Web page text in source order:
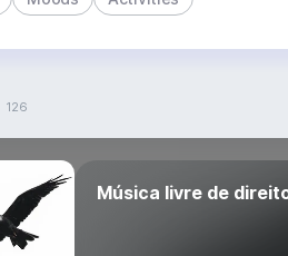
126
Música livre de